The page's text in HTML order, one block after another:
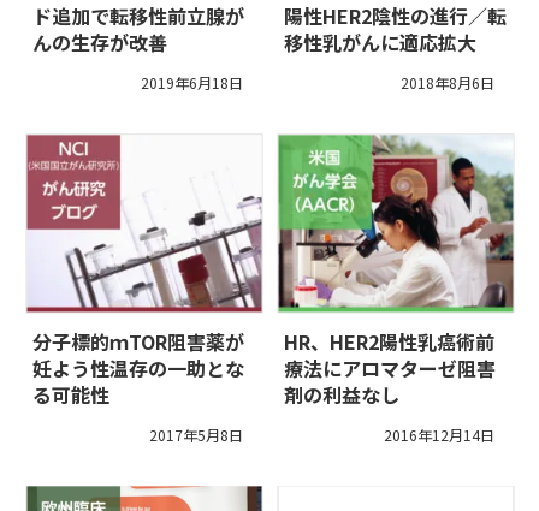
ド追加で転移性前立腺が
んの生存が改善
2019年6月18日
陽性HER2陰性の進行／転
移性乳がんに適応拡大
2018年8月6日
分子標的ｍTOR阻害薬が
妊よう性温存の一助とな
る可能性
2017年5月8日
HR、HER2陽性乳癌術前
療法にアロマターゼ阻害
剤の利益なし
2016年12月14日